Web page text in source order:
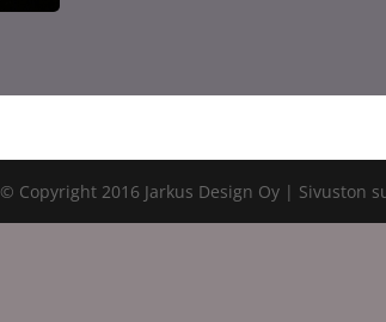
© Copyright 2016 Jarkus Design Oy | Sivuston